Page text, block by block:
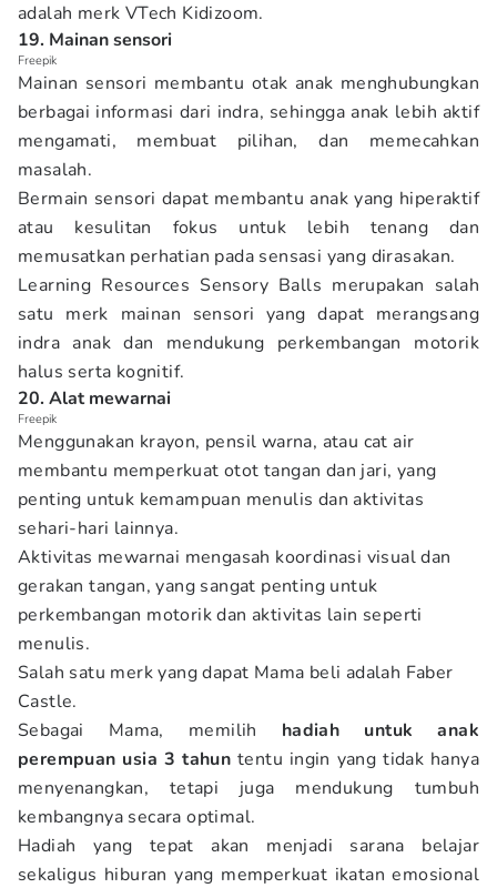
adalah merk VTech Kidizoom.
19. Mainan sensori
Freepik
Mainan sensori membantu otak anak menghubungkan
berbagai informasi dari indra, sehingga anak lebih aktif
mengamati, membuat pilihan, dan memecahkan
masalah.
Bermain sensori dapat membantu anak yang hiperaktif
atau kesulitan fokus untuk lebih tenang dan
memusatkan perhatian pada sensasi yang dirasakan.
Learning Resources Sensory Balls merupakan salah
satu merk mainan sensori yang dapat merangsang
indra anak dan mendukung perkembangan motorik
halus serta kognitif.
20. Alat mewarnai
Freepik
Menggunakan krayon, pensil warna, atau cat air
membantu memperkuat otot tangan dan jari, yang
penting untuk kemampuan menulis dan aktivitas
sehari-hari lainnya.
Aktivitas mewarnai mengasah koordinasi visual dan
gerakan tangan, yang sangat penting untuk
perkembangan motorik dan aktivitas lain seperti
menulis.
Salah satu merk yang dapat Mama beli adalah Faber
Castle.
Sebagai Mama, memilih hadiah untuk anak
perempuan usia 3 tahun tentu ingin yang tidak hanya
menyenangkan, tetapi juga mendukung tumbuh
kembangnya secara optimal.
Hadiah yang tepat akan menjadi sarana belajar
sekaligus hiburan yang memperkuat ikatan emosional